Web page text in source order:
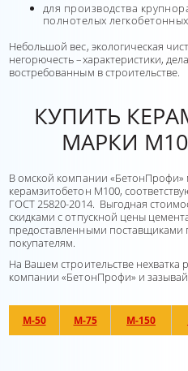
для производства
полнотелых
Небольшой вес, экологическая
негорючесть –характеристики,
востребованным в строительстве.
КУПИТЬ
МАРКИ
В омской компании
керамзитобетон М100,
ГОСТ 25820-2014. Выгодная
скидками с отпускной цены
предоставленными
покупателям.
На Вашем строительстве
компании «БетонПрофи» и
М-50 М-75 М-150